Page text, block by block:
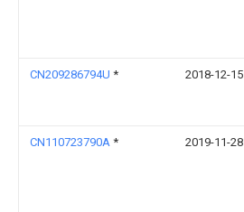
CN209286794U * 2018-12-15
CN110723790A * 2019-11-28